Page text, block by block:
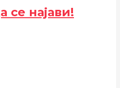
се најави!